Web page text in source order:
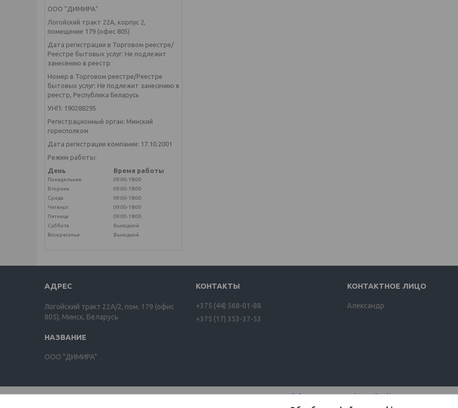
ООО "ДИМИРА"
Логойский тракт 22А, корпус 2,
помещение 179 (офис 805)
Дата регистрации в Торговом реестре/
Реестре бытовых услуг: Не подлежит
занесению в реестр
Номер в Торговом реестре/Реестре
бытовых услуг: Не подлежит занесению в
реестр, Республика Беларусь
УНП: 190288295
Регистрационный орган: Минский
горисполком
Дата регистрации компании: 17.10.2001
Режим работы:
День
Время работы
Понедельник
09:00-18:00
Вторник
09:00-18:00
Среда
09:00-18:00
Четверг
09:00-18:00
Пятница
09:00-18:00
Суббота
Выходной
Воскресенье
Выходной
Логойский тракт 22А/2, пом. 179 (офис
805), Минск, Беларусь
ООО "ДИМИРА"
+375 (44) 568-01-88
+375 (17) 353-37-53
Александр
Сайт создан на платформе Deal.by
Политика обработки файлов cookies